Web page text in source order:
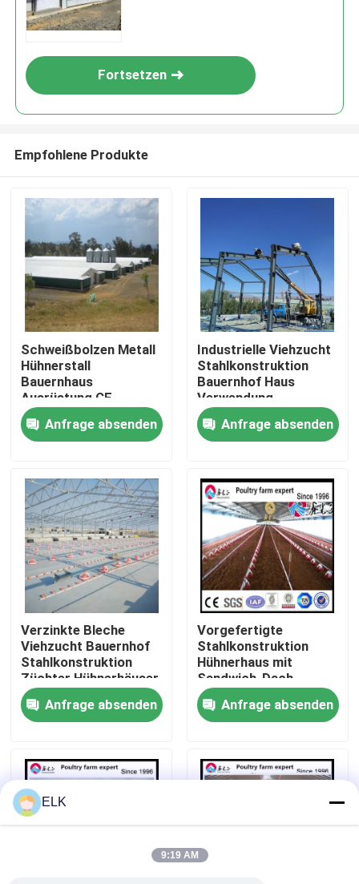
Zu Hause
Über uns
Werksbesichtigung
Qualitätskontrolle
Kontakt mit uns
Neuigkeiten
Rechtssachen
Bitte um ein Angebot
Fortsetzen
Empfohlene Produkte
Schweißbolzen Metall
Hühnerstall
Bauernhaus
Ausrüstung CE-
Zertifikat
Anfrage absenden
Industrielle Viehzucht
Stahlkonstruktion
Bauernhof Haus
Verwendung
Farbplatten
Anfrage absenden
Verzinkte Bleche
Viehzucht Bauernhof
Stahlkonstruktion
Züchter Hühnerhäuser
Anfrage absenden
Vorgefertigte
Stahlkonstruktion
Hühnerhaus mit
Sandwich-Dach
Anfrage absenden
ELK
9:19 AM